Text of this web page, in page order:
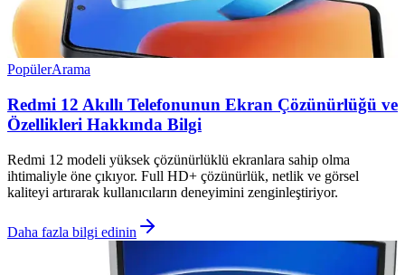
PopülerArama
Redmi 12 Akıllı Telefonunun Ekran Çözünürlüğü ve
Özellikleri Hakkında Bilgi
Redmi 12 modeli yüksek çözünürlüklü ekranlara sahip olma
ihtimaliyle öne çıkıyor. Full HD+ çözünürlük, netlik ve görsel
kaliteyi artırarak kullanıcıların deneyimini zenginleştiriyor.
Daha fazla bilgi edinin